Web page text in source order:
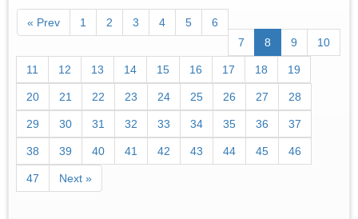
« Prev 1 2 3 4 5
6
7
8 9 10
11 12 13 14 15 16 17 18 19
20 21 22 23 24 25 26 27 28
29 30 31 32 33 34 35 36 37
38 39 40 41 42 43 44 45 46
47 Next »